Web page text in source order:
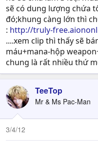
sẽ có dung lượng chứa
đó;khung càng lớn thì
: http://truly-
....xem clip thì thấy sẽ
máu+mana-hộp
chung là rất nhiều thứ
TeeTop
Mr & Ms Pac-Man
3/4/12